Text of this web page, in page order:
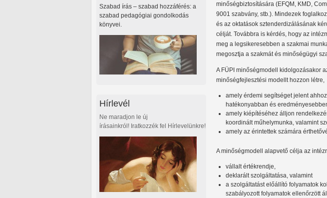
minőségbiztosítására (EFQM, KMD,
9001 szabvány, stb.). Mindezek
és az oktatások sztenderdizálásának
célját. Továbbra is kérdés, hogy az
meg a legsikeresebben a szakmai
megosztja a szakmát és minőségügyi
A FÜPI minőségmodell kidolgozásakor
minőségfejlesztési modellt hozzon létre,
amely érdemi segítséget jelent
hatékonyabban és
amely kiépítéséhez álljon
koordinált műhelymunka, valamint
amely az érintettek számára
A minőségmodell alapvető célja az
vállalt értékrendje,
deklarált szolgáltatása, valamint
a szolgáltatást előállító folyamatok
szabályozott folyamatok ellenőrzött
Szabad írás – szabad hozzáférés: a
szabad pedagógiai gondolkodás
könyvei.
Hírlevél
Ne maradjon le új
írásainkról! Iratkozzék fel Hírlevelünkre!